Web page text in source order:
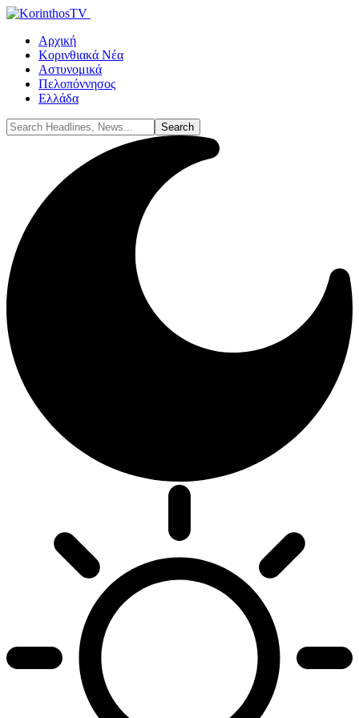
Αρχική
Κορινθιακά Νέα
Αστυνομικά
Πελοπόννησος
Ελλάδα